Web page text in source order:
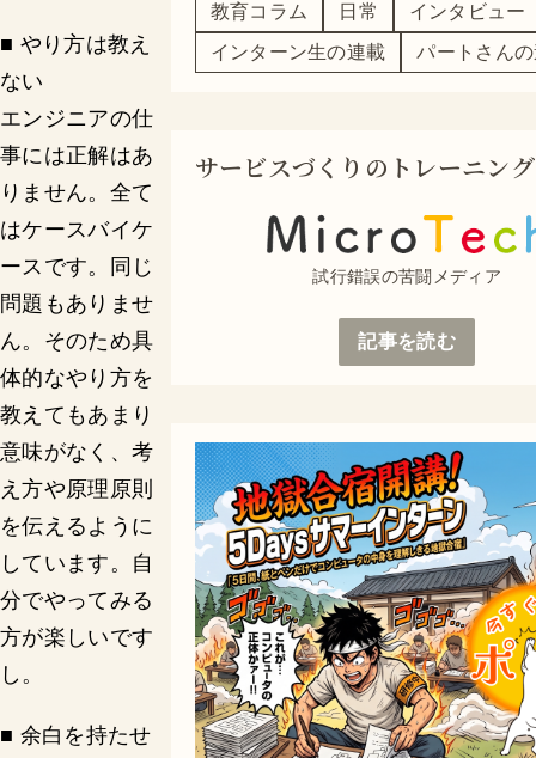
■ やり方は教え
ない
エンジニアの仕
事には正解はあ
りません。全て
はケースバイケ
ースです。同じ
問題もありませ
ん。そのため具
体的なやり方を
教えてもあまり
意味がなく、考
え方や原理原則
を伝えるように
しています。自
分でやってみる
方が楽しいです
し。
■ 余白を持たせ
教育コラム 日常
インタビュー
インターン生の連載
パートさん
サービスづくりのトレーニング
試行錯誤の苦闘メディア
記事を読む